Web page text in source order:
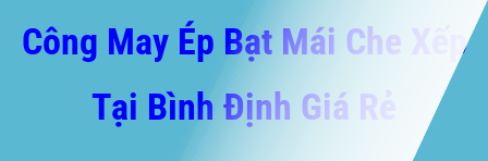
Công May Ép Bạt Mái Che Xếp
Tại Bình Định Giá Rẻ